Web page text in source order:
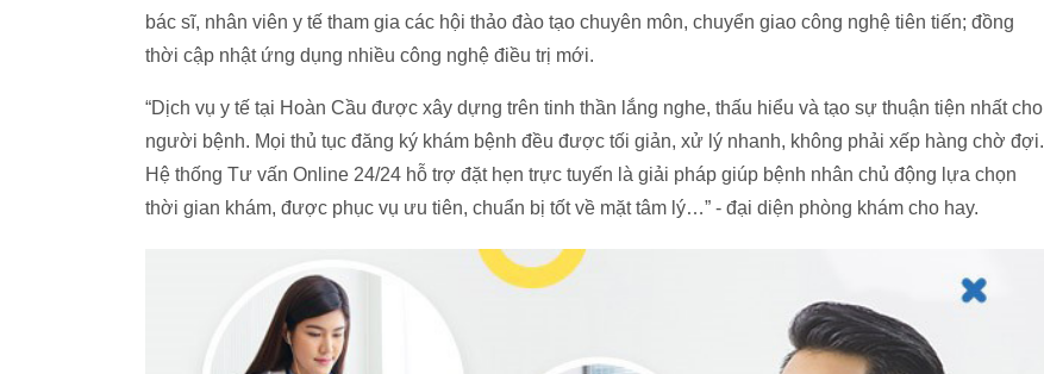
bác sĩ, nhân viên y tế tham gia các hội thảo đào tạo chuyên môn, chuyển giao công nghệ tiên tiến; đồng
thời cập nhật ứng dụng nhiều công nghệ điều trị mới.
“Dịch vụ y tế tại Hoàn Cầu được xây dựng trên tinh thần lắng nghe, thấu hiểu và tạo sự thuận tiện nhất cho
người bệnh. Mọi thủ tục đăng ký khám bệnh đều được tối giản, xử lý nhanh, không phải xếp hàng chờ đợi.
Hệ thống Tư vấn Online 24/24 hỗ trợ đặt hẹn trực tuyến là giải pháp giúp bệnh nhân chủ động lựa chọn
thời gian khám, được phục vụ ưu tiên, chuẩn bị tốt về mặt tâm lý…” - đại diện phòng khám cho hay.